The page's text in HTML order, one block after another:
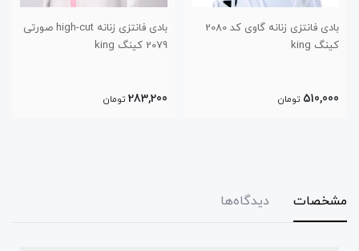
بادی فانتزی زنانه گاوی کد 2080
کینگ king
510,000 تومان
بادی فانتزی زنانه high-cut صورتی
2079 کینگ king
283,200 تومان
مشخصات دیدگاه‌ها